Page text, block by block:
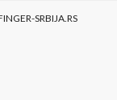
SRBIJA.RS